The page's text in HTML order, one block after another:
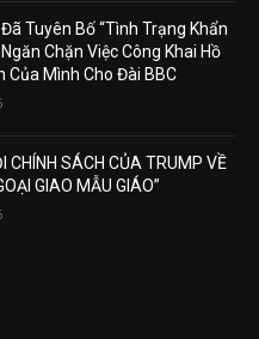
Tuyên Bố “Tình Trạng Khẩn
Chặn Việc Công Khai Hồ
Của Mình Cho Đài BBC
CHÍNH SÁCH CỦA TRUMP VỀ
GIAO MẪU GIÁO”